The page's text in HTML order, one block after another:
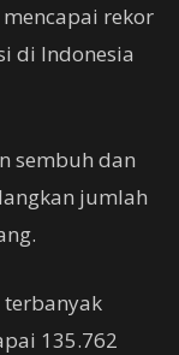
rekor
di Indonesia
sembuh dan
jumlah
terbanyak
135.762